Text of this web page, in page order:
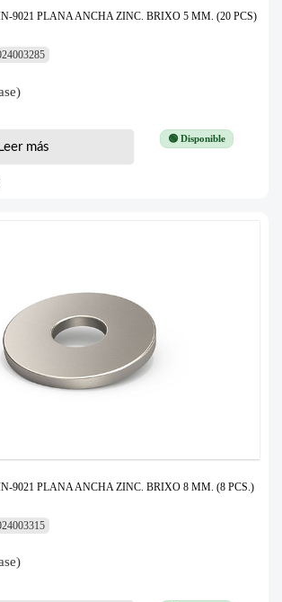
9021 PLANA ANCHA ZINC. BRIXO 5 MM. (20 PCS)
🟢 Disponible
Leer más
9021 PLANA ANCHA ZINC. BRIXO 8 MM. (8 PCS.)